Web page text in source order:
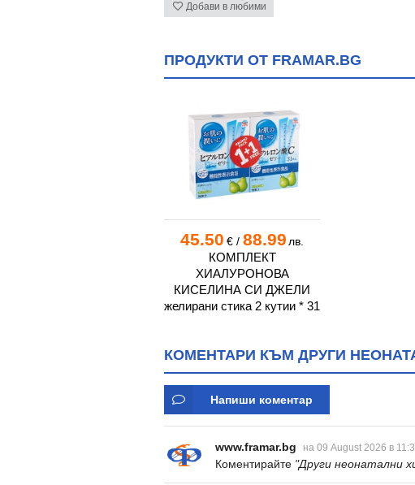
Добави в любими
ПРОДУКТИ ОТ FRAMAR.BG
45.50 €/ 88.99 лв.
КОМПЛЕКТ
ХИАЛУРОНОВА
КИСЕЛИНА СИ ДЖЕЛИ
желирани стика 2 кутии * 31
КОМЕНТАРИ КЪМ ДРУГИ
Напиши коментар
www.framar.bg на 09 August 2026 в
Коментирайте "Други неонатални